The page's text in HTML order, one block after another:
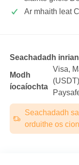
Ar mhaith leat
Seachadadh
Modh
íocaíochta
Visa,
Seachadadh
orduithe os